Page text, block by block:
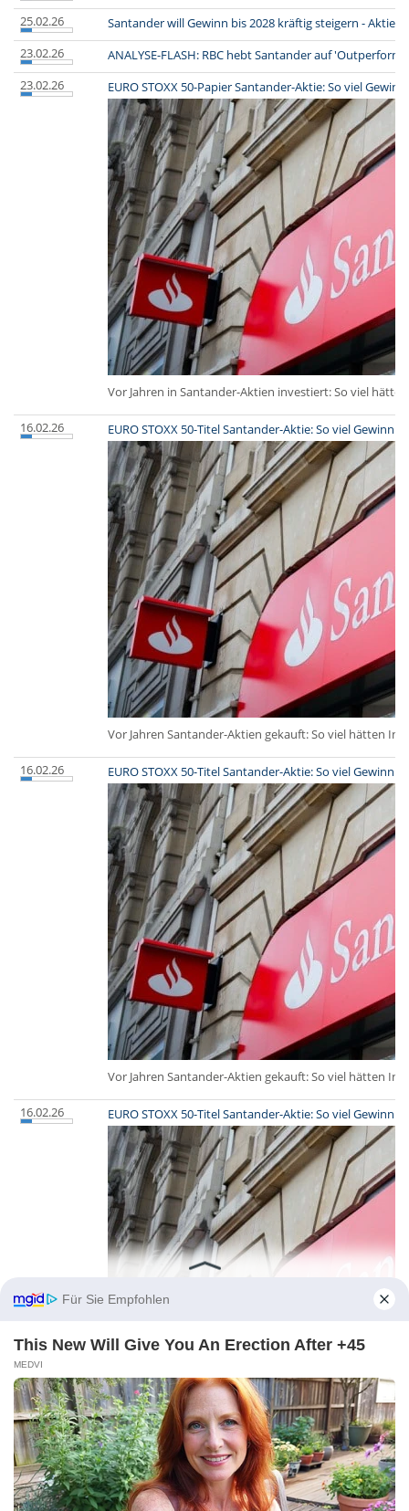
25.02.26
Santander will Gewinn bis 2028 kräftig steigern - Aktie
23.02.26
ANALYSE-FLASH: RBC hebt Santander auf
23.02.26
EURO STOXX 50-Papier Santander-Aktie: So viel
Vor Jahren in Santander-Aktien investiert: So viel
16.02.26 EURO STOXX 50-Titel Santander-Aktie: So viel
Vor Jahren Santander-Aktien gekauft: So viel hätten
16.02.26 EURO STOXX 50-Titel Santander-Aktie: So viel
Vor Jahren Santander-Aktien gekauft: So viel hätten
16.02.26 EURO STOXX 50-Titel Santander-Aktie: So viel
Vor Jahren Santander-Aktien gekauft: So viel hätten
10.02.26
How Santander took a $12bn gamble on cracking the
09.02.26
EURO STOXX 50-Wert Santander-Aktie: So viel hätte
Für Sie Empfohlen
This New Will Give You An Erection After +45
MEDVI